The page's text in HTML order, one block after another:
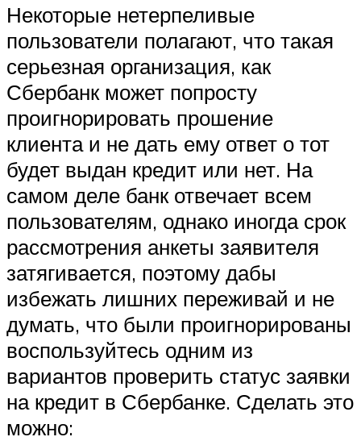
Некоторые нетерпеливые
пользователи полагают, что такая
серьезная организация, как
Сбербанк может попросту
проигнорировать прошение
клиента и не дать ему ответ о тот
будет выдан кредит или нет. На
самом деле банк отвечает всем
пользователям, однако иногда срок
рассмотрения анкеты заявителя
затягивается, поэтому дабы
избежать лишних переживай и не
думать, что были проигнорированы
воспользуйтесь одним из
вариантов проверить статус заявки
на кредит в Сбербанке. Сделать это
можно: